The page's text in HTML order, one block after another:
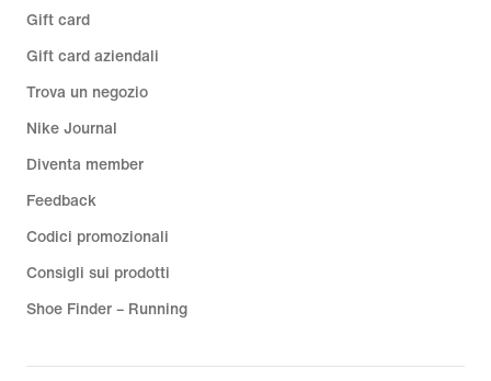
Gift card
Gift card aziendali
Trova un negozio
Nike Journal
Diventa member
Feedback
Codici promozionali
Consigli sui prodotti
Shoe Finder – Running